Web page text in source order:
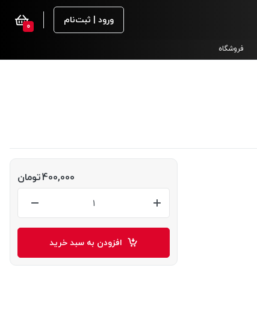
ورود | ثبت‌نام 0
فروشگاه
400,000تومان
افزودن به سبد خرید